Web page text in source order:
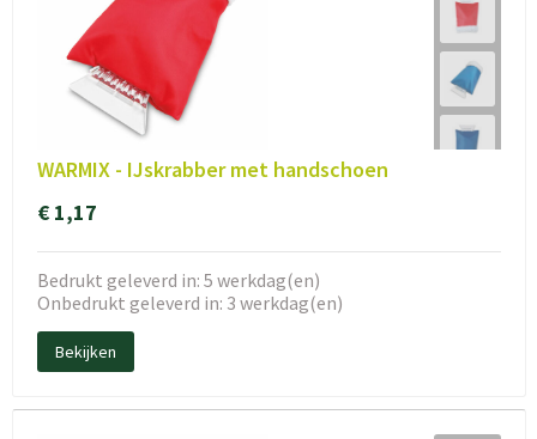
WARMIX - IJskrabber met handschoen
€ 1,17
Bedrukt geleverd in: 5 werkdag(en)
Onbedrukt geleverd in: 3 werkdag(en)
Bekijken